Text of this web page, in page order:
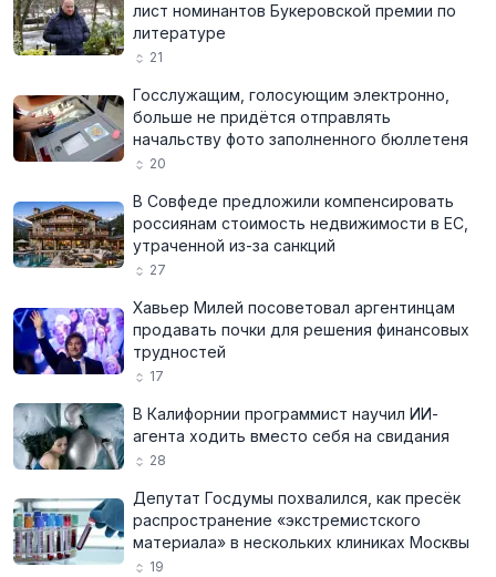
лист номинантов Букеровской премии по
литературе
21
Госслужащим, голосующим электронно,
больше не придётся отправлять
начальству фото заполненного бюллетеня
20
В Совфеде предложили компенсировать
россиянам стоимость недвижимости в ЕС,
утраченной из-за санкций
27
Хавьер Милей посоветовал аргентинцам
продавать почки для решения финансовых
трудностей
17
В Калифорнии программист научил ИИ-
агента ходить вместо себя на свидания
28
Депутат Госдумы похвалился, как пресёк
распространение «экстремистского
материала» в нескольких клиниках Москвы
19